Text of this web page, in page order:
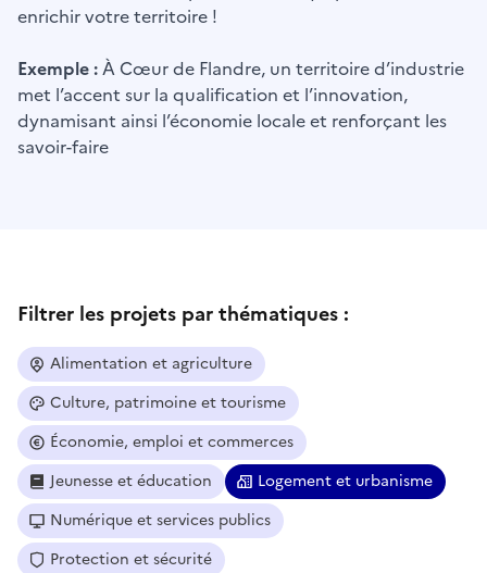
enrichir votre territoire !
Exemple :À Cœur de Flandre, un territoire d’industrie
met l’accent sur la qualification et l’innovation,
dynamisant ainsi l’économie locale et renforçant les
savoir-faire
Filtrer les projets par thématiques :
Alimentation et agriculture
Culture, patrimoine et tourisme
Économie, emploi et commerces
Jeunesse et éducation
Logement et urbanisme
Numérique et services publics
Protection et sécurité